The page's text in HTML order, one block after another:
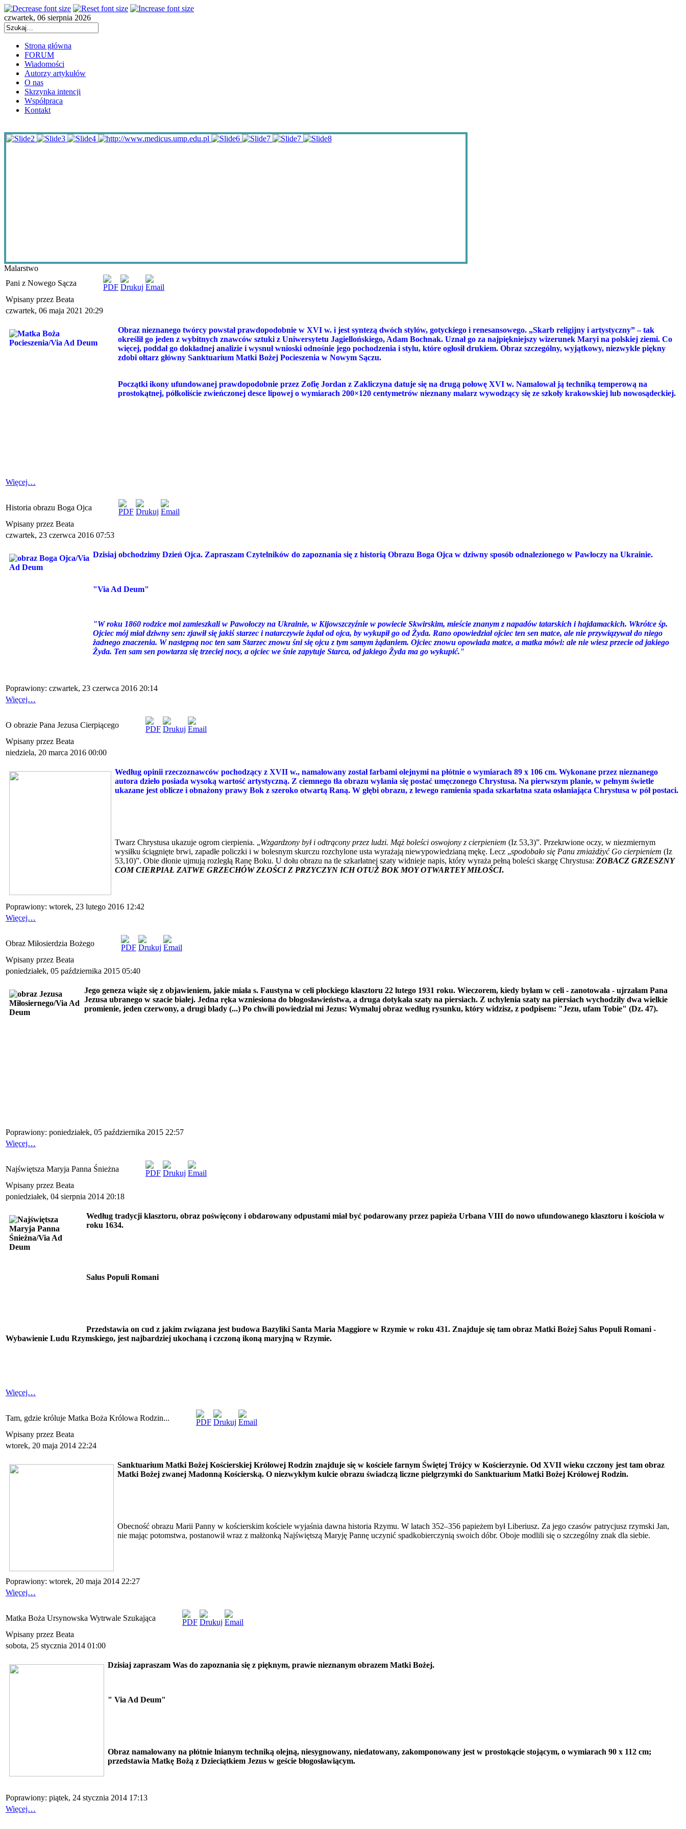
czwartek, 06 sierpnia 2026
Strona główna
FORUM
Wiadomości
Autorzy artykułów
O nas
Skrzynka intencji
Współpraca
Kontakt
Malarstwo
Pani z Nowego Sącza
Wpisany przez Beata
czwartek, 06 maja 2021 20:29
Obraz nieznanego twórcy powstał prawdopodobnie w XVI w. i jest syntezą dwóch stylów, gotyckiego i renesansowego. „Skarb religijny i artystyczny” – tak
określił go jeden z wybitnych znawców sztuki z Uniwersytetu Jagiellońskiego, Adam Bochnak. Uznał go za najpiękniejszy wizerunek Maryi na polskiej ziemi. Co
więcej, poddał go dokładnej analizie i wysnuł wnioski odnośnie jego pochodzenia i stylu, które ogłosił drukiem. Obraz szczególny, wyjątkowy, niezwykle piękny
zdobi ołtarz główny Sanktuarium Matki Bożej Pocieszenia w Nowym Sączu.
Początki ikony ufundowanej prawdopodobnie przez Zofię Jordan z Zakliczyna datuje się na drugą połowę XVI w. Namalował ją techniką temperową na
prostokątnej, półkoliście zwieńczonej desce lipowej o wymiarach 200×120 centymetrów nieznany malarz wywodzący się ze szkoły krakowskiej lub nowosądeckiej.
Więcej…
Historia obrazu Boga Ojca
Wpisany przez Beata
czwartek, 23 czerwca 2016 07:53
Dzisiaj obchodzimy Dzień Ojca. Zapraszam Czytelników do zapoznania się z historią Obrazu Boga Ojca w dziwny sposób odnalezionego w Pawłoczy na Ukrainie.
"Via Ad Deum"
"W roku 1860 rodzice moi zamieszkali w Pawołoczy na Ukrainie, w Kijowszczyźnie w powiecie Skwirskim, mieście znanym z napadów tatarskich i hajdamackich. Wkrótce śp.
Ojciec mój miał dziwny sen: zjawił się jakiś starzec i natarczywie żądał od ojca, by wykupił go od Żyda. Rano opowiedział ojciec ten sen matce, ale nie przywiązywał do niego
żadnego znaczenia. W następną noc ten sam Starzec znowu śni się ojcu z tym samym żądaniem. Ojciec znowu opowiada matce, a matka mówi: ale nie wiesz przecie od jakiego
Żyda. Ten sam sen powtarza się trzeciej nocy, a ojciec we śnie zapytuje Starca, od jakiego Żyda ma go wykupić."
Poprawiony: czwartek, 23 czerwca 2016 20:14
Więcej…
O obrazie Pana Jezusa Cierpiącego
Wpisany przez Beata
niedziela, 20 marca 2016 00:00
Według opinii rzeczoznawców pochodzący z XVII w., namalowany został farbami olejnymi na płótnie o wymiarach 89 x 106 cm. Wykonane przez nieznanego
autora dzieło posiada wysoką wartość artystyczną. Z ciemnego tła obrazu wyłania się postać umęczonego Chrystusa. Na pierwszym planie, w pełnym świetle
ukazane jest oblicze i obnażony prawy Bok z szeroko otwartą Raną. W głębi obrazu, z lewego ramienia spada szkarłatna szata osłaniająca Chrystusa w pół postaci.
Twarz Chrystusa ukazuje ogrom cierpienia. „Wzgardzony był i odtrącony przez ludzi. Mąż boleści oswojony z cierpieniem (Iz 53,3)”. Przekrwione oczy, w niezmiernym
wysiłku ściągnięte brwi, zapadłe policzki i w bolesnym skurczu rozchylone usta wyrażają niewypowiedzianą mękę. Lecz „spodobało się Panu zmiażdżyć Go cierpieniem (Iz
53,10)”. Obie dłonie ujmują rozległą Ranę Boku. U dołu obrazu na tle szkarłatnej szaty widnieje napis, który wyraża pełną boleści skargę Chrystusa: ZOBACZ GRZESZNY
COM CIERPIAŁ ZATWE GRZECHÓW ZŁOŚCI Z PRZYCZYN ICH OTUŻ BOK MOY OTWARTEY MIŁOŚCI.
Poprawiony: wtorek, 23 lutego 2016 12:42
Więcej…
Obraz Miłosierdzia Bożego
Wpisany przez Beata
poniedziałek, 05 października 2015 05:40
Jego geneza wiąże się z objawieniem, jakie miała s. Faustyna w celi płockiego klasztoru 22 lutego 1931 roku. Wieczorem, kiedy byłam w celi - zanotowała - ujrzałam Pana
Jezusa ubranego w szacie białej. Jedna ręka wzniesiona do błogosławieństwa, a druga dotykała szaty na piersiach. Z uchylenia szaty na piersiach wychodziły dwa wielkie
promienie, jeden czerwony, a drugi blady (...) Po chwili powiedział mi Jezus: Wymaluj obraz według rysunku, który widzisz, z podpisem: "Jezu, ufam Tobie" (Dz. 47).
Poprawiony: poniedziałek, 05 października 2015 22:57
Więcej…
Najświętsza Maryja Panna Śnieżna
Wpisany przez Beata
poniedziałek, 04 sierpnia 2014 20:18
Według tradycji klasztoru, obraz poświęcony i obdarowany odpustami miał być podarowany przez papieża Urbana VIII do nowo ufundowanego klasztoru i kościoła w
roku 1634.
Salus Populi Romani
Przedstawia on cud z jakim związana jest budowa Bazyliki Santa Maria Maggiore w Rzymie w roku 431. Znajduje się tam obraz Matki Bożej Salus Populi Romani -
Wybawienie Ludu Rzymskiego, jest najbardziej ukochaną i czczoną ikoną maryjną w Rzymie.
Więcej…
Tam, gdzie króluje Matka Boża Królowa Rodzin...
Wpisany przez Beata
wtorek, 20 maja 2014 22:24
Sanktuarium Matki Bożej Kościerskiej Królowej Rodzin znajduje się w kościele farnym Świętej Trójcy w Kościerzynie. Od XVII wieku czczony jest tam obraz
Matki Bożej zwanej Madonną Kościerską. O niezwykłym kulcie obrazu świadczą liczne pielgrzymki do Sanktuarium Matki Bożej Królowej Rodzin.
Obecność obrazu Marii Panny w kościerskim kościele wyjaśnia dawna historia Rzymu. W latach 352–356 papieżem był Liberiusz. Za jego czasów patrycjusz rzymski Jan,
nie mając potomstwa, postanowił wraz z małżonką Najświętszą Maryję Pannę uczynić spadkobierczynią swoich dóbr. Oboje modlili się o szczególny znak dla siebie.
Poprawiony: wtorek, 20 maja 2014 22:27
Więcej…
Matka Boża Ursynowska Wytrwale Szukająca
Wpisany przez Beata
sobota, 25 stycznia 2014 01:00
Dzisiaj zapraszam Was do zapoznania się z pięknym, prawie nieznanym obrazem Matki Bożej.
" Via Ad Deum"
Obraz namalowany na płótnie lnianym techniką olejną, niesygnowany, niedatowany, zakomponowany jest w prostokącie stojącym, o wymiarach 90 x 112 cm;
przedstawia Matkę Bożą z Dzieciątkiem Jezus w geście błogosławiącym.
Poprawiony: piątek, 24 stycznia 2014 17:13
Więcej…